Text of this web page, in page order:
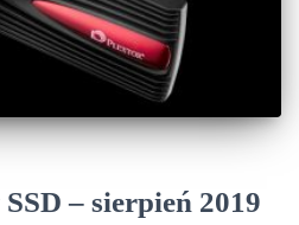
– sierpień 2019